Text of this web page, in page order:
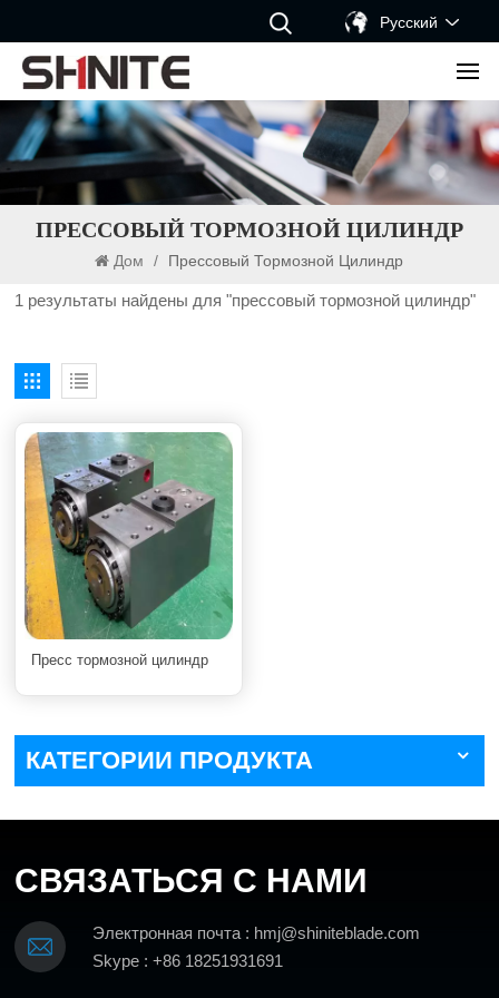
Русский
ПРЕССОВЫЙ ТОРМОЗНОЙ ЦИЛИНДР
Дом / Прессовый Тормозной Цилиндр
1 результаты найдены для "прессовый тормозной цилиндр"
Пресс тормозной цилиндр
КАТЕГОРИИ ПРОДУКТА
СВЯЗАТЬСЯ С НАМИ
Электронная почта : hmj@shiniteblade.com
Skype : +86 18251931691